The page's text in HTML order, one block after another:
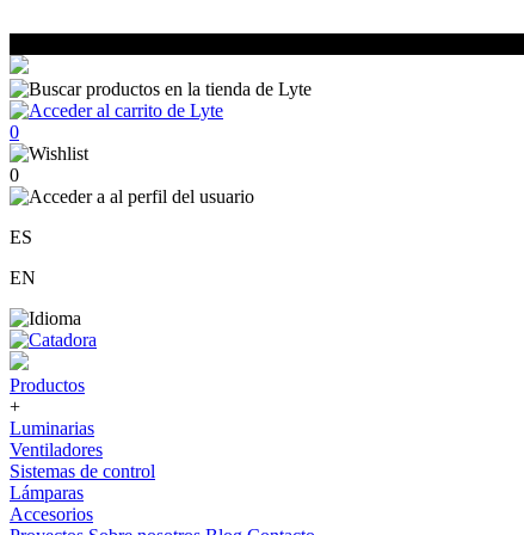
0
0
ES
EN
Productos
+
Luminarias
Ventiladores
Sistemas de control
Lámparas
Accesorios